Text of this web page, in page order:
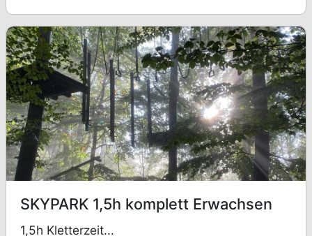
SKYPARK 1,5h komplett Erwachsen
1,5h Kletterzeit...